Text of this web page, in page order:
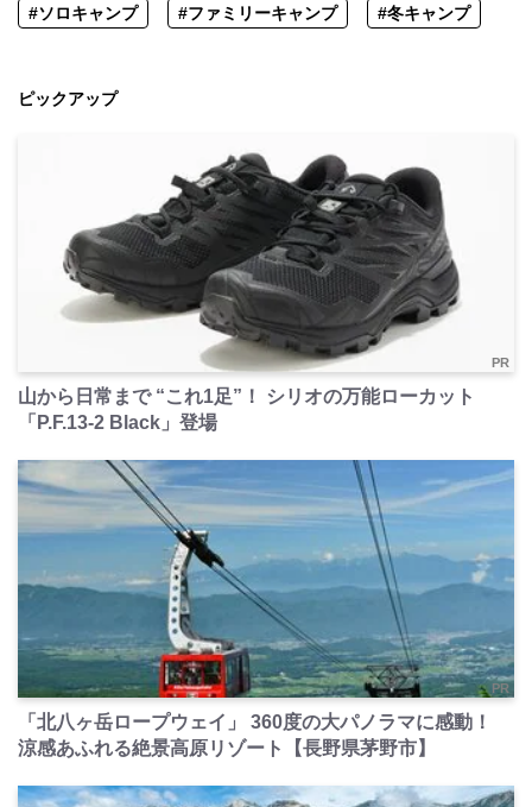
#ソロキャンプ #ファミリーキャンプ #冬キャンプ
ピックアップ
PR
山から日常まで “これ1足”！ シリオの万能ローカット
「P.F.13-2 Black」登場
PR
「北八ヶ岳ロープウェイ」 360度の大パノラマに感動！
涼感あふれる絶景高原リゾート【長野県茅野市】